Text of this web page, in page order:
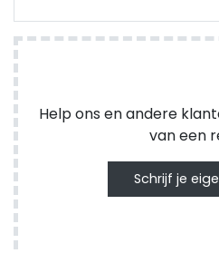
kleuren bleven daarna nog
geen rare kleurzweem op
Help ons en andere
van een
Schrijf je